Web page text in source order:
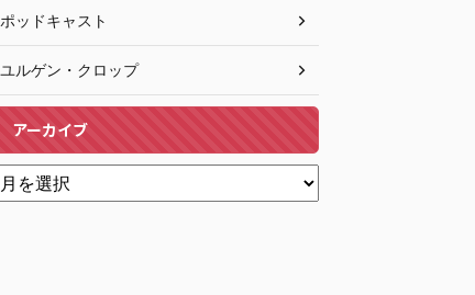
ポッドキャスト
ユルゲン・クロップ
アーカイブ